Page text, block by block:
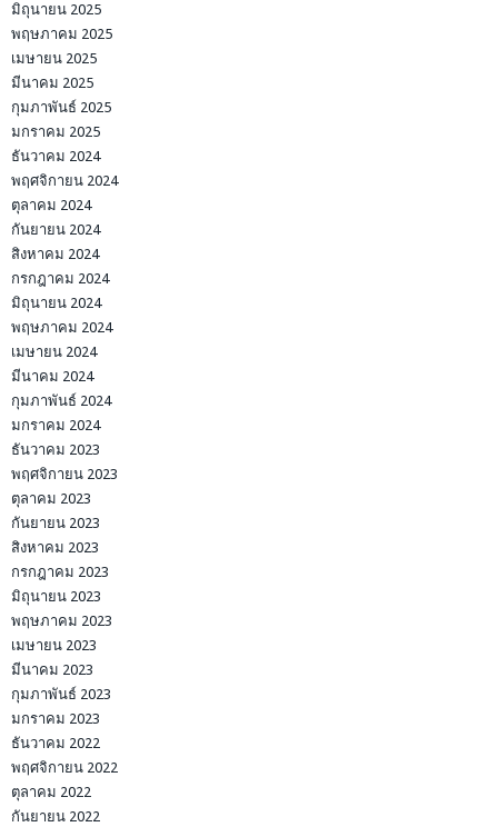
มิถุนายน 2025
พฤษภาคม 2025
เมษายน 2025
มีนาคม 2025
กุมภาพันธ์ 2025
มกราคม 2025
ธันวาคม 2024
พฤศจิกายน 2024
ตุลาคม 2024
กันยายน 2024
สิงหาคม 2024
กรกฎาคม 2024
มิถุนายน 2024
พฤษภาคม 2024
เมษายน 2024
มีนาคม 2024
กุมภาพันธ์ 2024
มกราคม 2024
ธันวาคม 2023
พฤศจิกายน 2023
ตุลาคม 2023
กันยายน 2023
สิงหาคม 2023
กรกฎาคม 2023
มิถุนายน 2023
พฤษภาคม 2023
เมษายน 2023
มีนาคม 2023
กุมภาพันธ์ 2023
มกราคม 2023
ธันวาคม 2022
พฤศจิกายน 2022
ตุลาคม 2022
กันยายน 2022